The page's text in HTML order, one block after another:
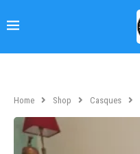
Home Shop Casques